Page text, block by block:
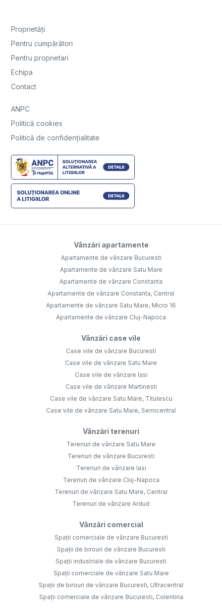
Proprietăți
Pentru cumpărători
Pentru proprietari
Echipa
Contact
ANPC
Politică cookies
Politică de confidențialitate
Vânzări apartamente
Apartamente de vânzare Bucuresti
Apartamente de vânzare Satu Mare
Apartamente de vânzare Constanta
Apartamente de vânzare Constanta, Central
Apartamente de vânzare Satu Mare, Micro 16
Apartamente de vânzare Cluj-Napoca
Vânzări case vile
Case vile de vânzare Bucuresti
Case vile de vânzare Satu Mare
Case vile de vânzare Iasi
Case vile de vânzare Martinesti
Case vile de vânzare Satu Mare, Titulescu
Case vile de vânzare Satu Mare, Semicentral
Vânzări terenuri
Terenuri de vânzare Satu Mare
Terenuri de vânzare Bucuresti
Terenuri de vânzare Iasi
Terenuri de vânzare Cluj-Napoca
Terenuri de vânzare Satu Mare, Central
Terenuri de vânzare Ardud
Vânzări comercial
Spații comerciale de vânzare Bucuresti
Spații de birouri de vânzare Bucuresti
Spații industriale de vânzare Bucuresti
Spații comerciale de vânzare Satu Mare
Spații de birouri de vânzare Bucuresti, Ultracentral
Spații comerciale de vânzare Bucuresti, Colentina